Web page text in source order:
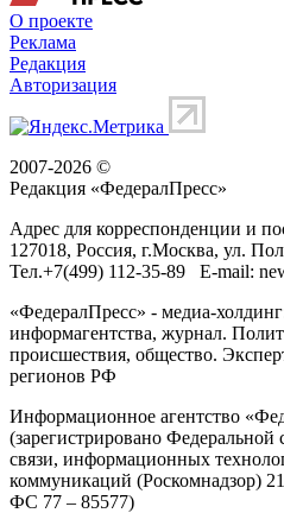
О проекте
Реклама
Редакция
Авторизация
2007-2026 ©
Редакция «ФедералПресс»
Адрес для корреспонденции и
127018, Россия, г.Москва, ул.
Тел.+7(499) 112-35-89 E-mail:
«ФедералПресс» - медиа-
информагентства, журнал.
происшествия, общество.
регионов РФ
Информационное агентство
(зарегистрировано
связи, информационных
коммуникаций (Роскомнадзор)
ФС 77 – 85577)